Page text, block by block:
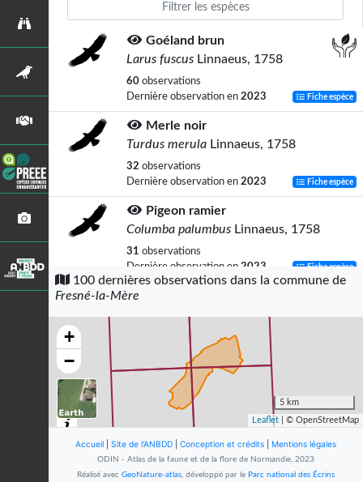
Goéland brun
Larus fuscus Linnaeus, 1758
60 observations
Dernière observation en 2023 Fiche espèce
Merle noir
Turdus merula Linnaeus, 1758
32 observations
Dernière observation en 2023 Fiche espèce
Pigeon ramier
Columba palumbus Linnaeus, 1758
31 observations
Dernière observation en 2023 Fiche espèce
Alauda arvensisLinnaeus, 1758
observations
Dernière observation en2023
Grive musicienne
Turdus philomelos
C.L. Brehm, 1831
observations
Grive draine
100 dernières observations dans la commune de
Fresné-la-Mère
+
−
5 km
Leaflet | © OpenStreetMap
Accueil Site de l'ANBDD Conception et crédits Mentions légales
ODIN - Atlas de la faune et de la flore de Normandie, 2023
Réalisé avec GeoNature-atlas, développé par le Parc national des Écrins